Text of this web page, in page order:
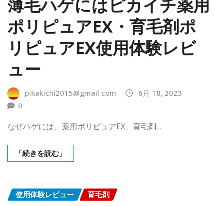
薄毛ハゲにはピカイチ薬用
ポリピュアEX・育毛剤ポ
リピュアEX使用体験レビ
ュー
pikakichi2015@gmail.com
6月 18, 2023
0
なぜハゲには、薬用ポリピュアEX、育毛剤…
「続きを読む」
使用体験レビュー 育毛剤